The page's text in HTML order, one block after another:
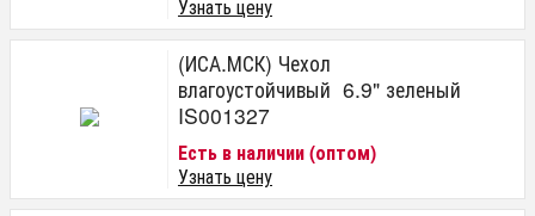
Узнать цену
(ИСА.МСК) Чехол
влагоустойчивый 6.9" зеленый
IS001327
Есть в наличии (оптом)
Узнать цену